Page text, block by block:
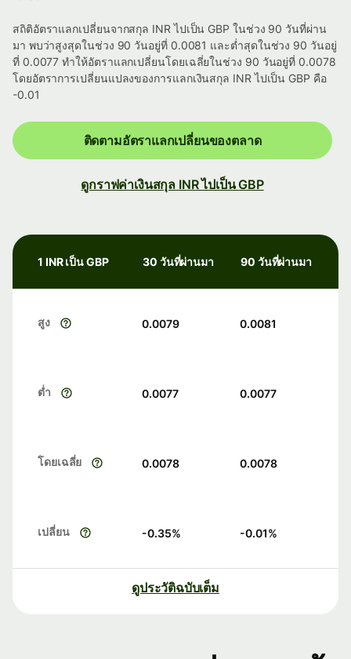
สถิติอัตราแลกเปลี่ยนจากสกุล INR ไปเป็น GBP ในช่วง 90 วันที่ผ่าน
มา พบว่าสูงสุดในช่วง 90 วันอยู่ที่ 0.0081 และต่ำสุดในช่วง 90 วันอยู่
ที่ 0.0077 ทำให้อัตราแลกเปลี่ยนโดยเฉลี่ยในช่วง 90 วันอยู่ที่ 0.0078
โดยอัตราการเปลี่ยนแปลงของการแลกเงินสกุล INR ไปเป็น GBP คือ
-0.01
ติดตามอัตราแลกเปลี่ยนของตลาด
ดูกราฟค่าเงินสกุล INR ไปเป็น GBP
1 INR เป็น GBP 30 วันที่ผ่านมา 90 วันที่ผ่านมา
สูง 0.0079 0.0081
ต่ำ 0.0077 0.0077
โดยเฉลี่ย 0.0078 0.0078
เปลี่ยน -0.35% -0.01%
ดูประวัติฉบับเต็ม